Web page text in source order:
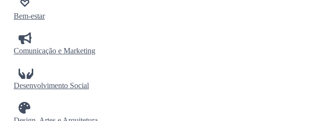
Bem-estar
Comunicação e Marketing
Desenvolvimento Social